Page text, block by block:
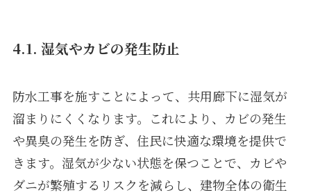
4.1. 湿気やカビの発生防止
防水工事を施すことによって、共用廊下に湿気が
溜まりにくくなります。これにより、カビの発生
や異臭の発生を防ぎ、住民に快適な環境を提供で
きます。湿気が少ない状態を保つことで、カビや
ダニが繁殖するリスクを減らし、建物全体の衛生